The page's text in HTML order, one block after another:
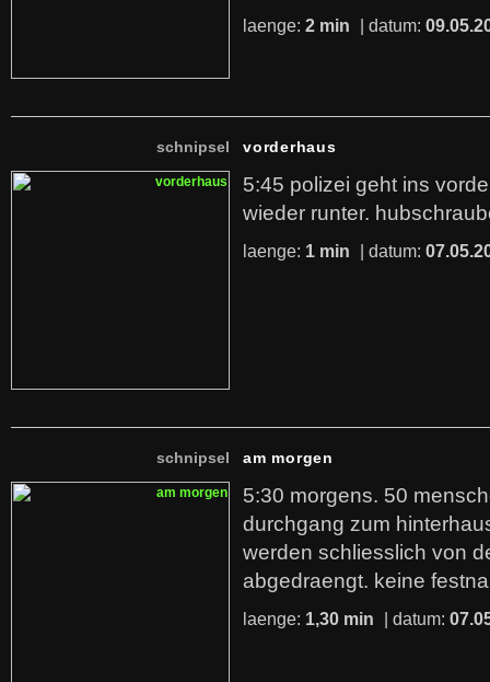
laenge: 2 min | datum:
schnipsel vorderhaus
5:45 polizei geht ins
wieder runter.
laenge: 1 min | datum:
schnipsel am morgen
5:30 morgens. 50
durchgang zum
werden schliesslich von
abgedraengt. keine
laenge: 1,30 min | datum: